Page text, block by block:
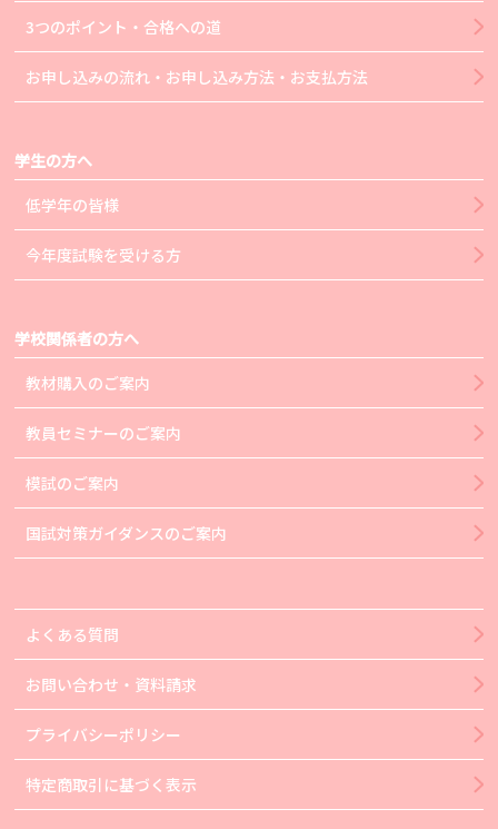
3つのポイント・合格への道
お申し込みの流れ・お申し込み方法・お支払方法
学生の方へ
低学年の皆様
今年度試験を受ける方
学校関係者の方へ
教材購入のご案内
教員セミナーのご案内
模試のご案内
国試対策ガイダンスのご案内
よくある質問
お問い合わせ・資料請求
プライバシーポリシー
特定商取引に基づく表示